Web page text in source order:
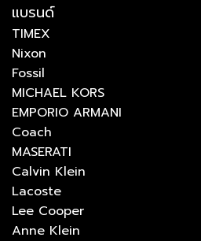
แบรนด์
TIMEX
Nixon
Fossil
MICHAEL KORS
EMPORIO ARMANI
Coach
MASERATI
Calvin Klein
Lacoste
Lee Cooper
Anne Klein